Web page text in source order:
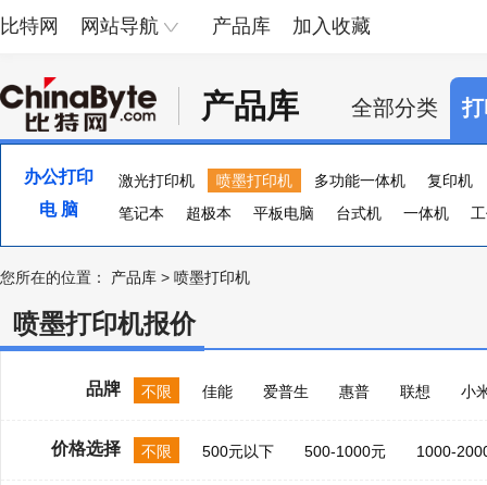
比特网 网站导航 产品库 加入收藏
产品库 全部分类
办公打印 激光打印机 喷墨打印机 多功能一体机
复印机
便携照片打印机
页宽打印机 证卡打印机 大幅
电 脑 笔记本 超极本 平板电脑 台式机 一体机
您所在的位置： 产品库 > 喷墨打印机
喷墨打印机报价
品牌 不限 佳能 爱普生 惠普 联想 小
价格选择 不限 500元以下 500-1000元 1000-